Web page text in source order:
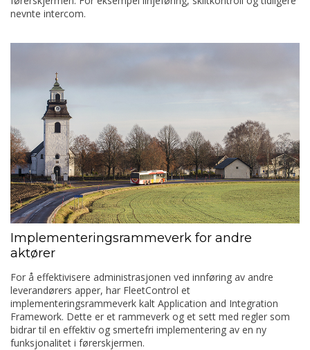
nevnte intercom.
Implementeringsrammeverk for andre
aktører
For å effektivisere administrasjonen ved innføring av andre
leverandørers apper, har FleetControl et
implementeringsrammeverk kalt Application and Integration
Framework. Dette er et rammeverk og et sett med regler som
bidrar til en effektiv og smertefri implementering av en ny
funksjonalitet i førerskjermen.